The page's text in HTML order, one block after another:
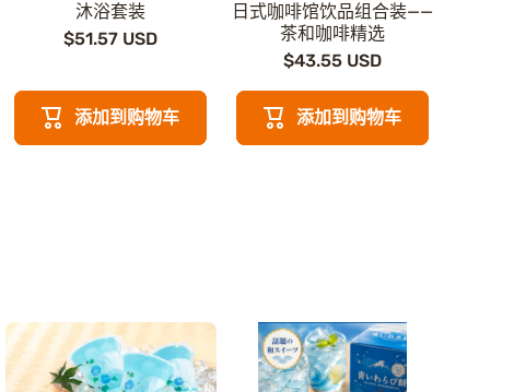
沐浴套装
$51.57 USD
添加到购物车
日式咖啡馆饮品组合装——
茶和咖啡精选
$43.55 USD
添加到购物车